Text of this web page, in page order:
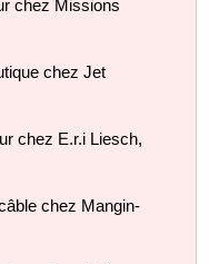
chez Missions
chez Jet
chez E.r.i Liesch,
chez Mangin-